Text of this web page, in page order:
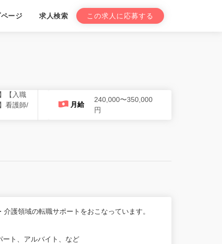
ージ 求人検索 この求人に応募する
【入職
看護師/
月給
240,000〜350,000
円
護領域の転職サポートをおこなっています。
ト、アルバイト、など